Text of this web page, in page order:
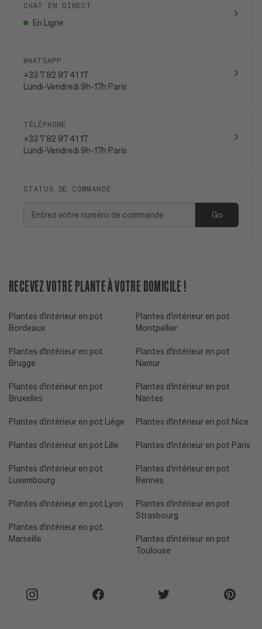
CHAT EN DIRECT
En Ligne
WHATSAPP
+33 7 82 97 41 17
Lundi-Vendredi 9h-17h Paris
TÉLÉPHONE
+33 7 82 97 41 17
Lundi-Vendredi 9h-17h Paris
STATUS DE COMMANDE
Go
RECEVEZ VOTRE PLANTE À VOTRE DOMICILE !
Plantes d'intérieur en pot
Bordeaux
Plantes d'intérieur en pot
Brugge
Plantes d'intérieur en pot
Bruxelles
Plantes d'intérieur en pot Liège
Plantes d'intérieur en pot Lille
Plantes d'intérieur en pot
Luxembourg
Plantes d'intérieur en pot Lyon
Plantes d'intérieur en pot
Marseille
Plantes d'intérieur en pot
Montpellier
Plantes d'intérieur en pot
Namur
Plantes d'intérieur en pot
Nantes
Plantes d'intérieur en pot Nice
Plantes d'intérieur en pot Paris
Plantes d'intérieur en pot
Rennes
Plantes d'intérieur en pot
Strasbourg
Plantes d'intérieur en pot
Toulouse